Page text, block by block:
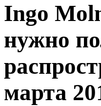
Ingo
нужно
марта